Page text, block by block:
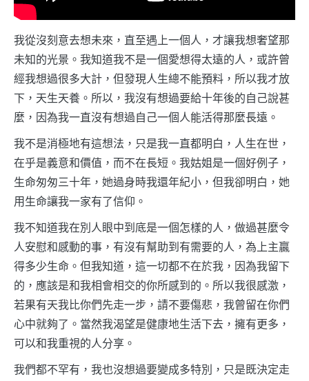
我從沒刻意去想未來，直至遇上一個人，才讓我想奢望那
未知的光景。我知道我不是一個愛想得太遠的人，或許曾
經我想過很多大計，但發現人生總不能預料，所以我才放
下，天生天養。所以，我沒有想過要給十年後的自己說甚
麼，因為我一直沒有想過自己一個人能活得那麼長遠。
我不是消極地有這想法，只是我一直都明白，人生在世，
在乎是義意和價值，而不在長短。我姑姐是一個好例子，
生命匆匆三十年，她過身時我還年紀小，但我卻明白，她
用生命讓我一家有了信仰。
我不知道我在別人眼中到底是一個怎樣的人，做過甚麼令
人安慰和感動的事，有沒有幫助到有需要的人，為上主贏
得多少生命。但我知道，這一切都不在於我，因為我留下
的，應該是和我相會相交的你所感到的。所以我很感激，
若果有天我比你們先走一步，請不要傷悲，我曾留在你們
心中就夠了。當然我渴望是健康地生活下去，擁有更多，
可以和我重視的人分享。
我們都不罕有，我也沒想過要變成多特別，只是既決定走